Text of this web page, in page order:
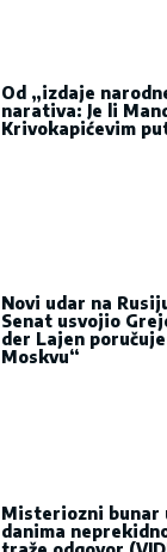
Od „izdaje
narativa: Je li
Krivokapićevim
Novi udar na
Senat usvojio
der Lajen
Moskvu“
Misteriozni bunar
danima